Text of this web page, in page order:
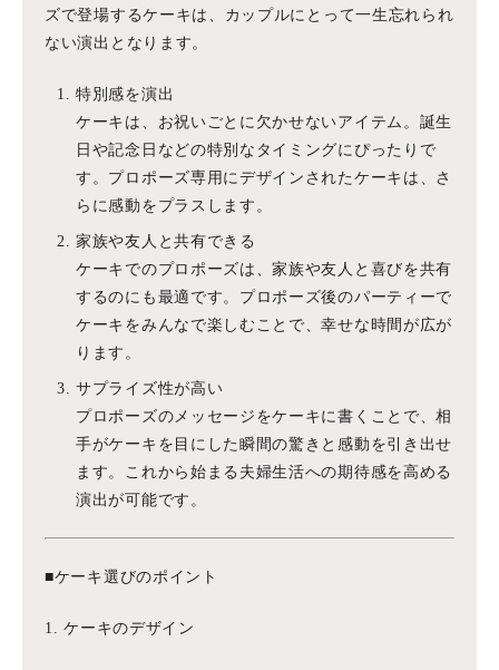
ズで登場するケーキは、カップルにとって一生忘れられ
ない演出となります。
特別感を演出
ケーキは、お祝いごとに欠かせないアイテム。誕生
日や記念日などの特別なタイミングにぴったりで
す。プロポーズ専用にデザインされたケーキは、さ
らに感動をプラスします。
家族や友人と共有できる
ケーキでのプロポーズは、家族や友人と喜びを共有
するのにも最適です。プロポーズ後のパーティーで
ケーキをみんなで楽しむことで、幸せな時間が広が
ります。
サプライズ性が高い
プロポーズのメッセージをケーキに書くことで、相
手がケーキを目にした瞬間の驚きと感動を引き出せ
ます。これから始まる夫婦生活への期待感を高める
演出が可能です。
■ケーキ選びのポイント
1. ケーキのデザイン